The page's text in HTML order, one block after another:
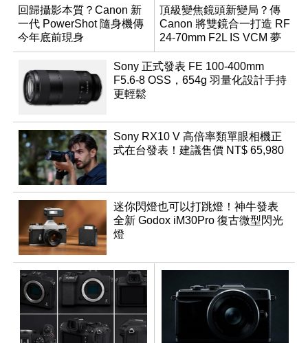
回歸攝影本質？Canon 新
一代 PowerShot 隨身機傳
今年底前現身
頂級變焦鏡頭新變局？傳
Canon 將雙鏡合一打造 RF
24-70mm F2L IS VCM 夢
幻規格
Sony 正式發表 FE 100-400mm
F5.6-8 OSS，654g 羽量化設計手持
更輕鬆
Sony RX10 V 高倍率類單眼相機正
式在台發表！建議售價 NT$ 65,980
迷你閃燈也可以打跳燈！神牛發表
全新 Godox iM30Pro 復古微型閃光
燈